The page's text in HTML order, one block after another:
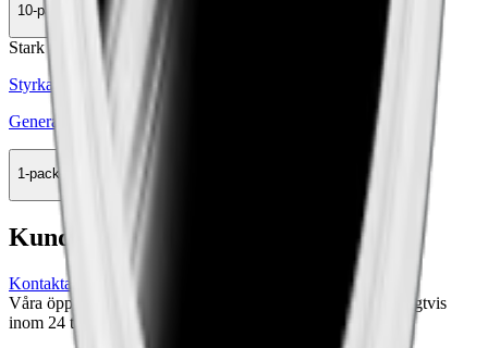
10-pack
499,50 kr
Köp
Stark
Styrka Stark · Slim
General Slim White Portion Strong
1-pack
Kundservice
Kontakta oss
Våra öppettider är: Alla dagar 08:00 - 18:00 Vi svarar vanligtvis
inom 24 timmar på vardagar.